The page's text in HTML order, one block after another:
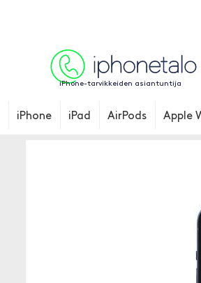
iPhone-tarvikkeiden asiantuntija
iPhone iPad AirPods Apple